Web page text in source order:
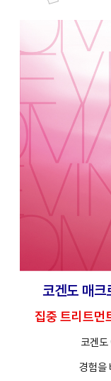
코겐도 매
집중 트리트먼
코겐도
경험을